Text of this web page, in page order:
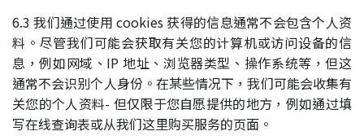
6.3 我们通过使用 cookies 获得的信息通常不会包含个人资
料。尽管我们可能会获取有关您的计算机或访问设备的信
息，例如网域、IP 地址、浏览器类型、操作系统等，但这
通常不会识别个人身份。在某些情况下，我们可能会收集有
关您的个人资料- 但仅限于您自愿提供的地方，例如通过填
写在线查询表或从我们这里购买服务的页面。